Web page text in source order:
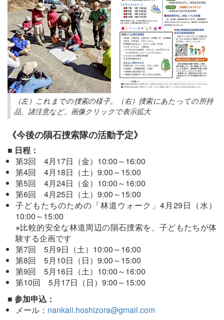
（左）これまでの捜索の様子。（右）捜索にあたっての所持
品、諸注意など。画像クリックで表示拡大
《今後の隕石捜索隊の活動予定》
■ 日程：
第3回 4月17日（金）10:00～16:00
第4回 4月18日（土）9:00～15:00
第5回 4月24日（金）10:00～16:00
第6回 4月25日（土）9:00～15:00
子どもたちのための「林道ウォーク」4月29日（水）
10:00～15:00
※比較的安全な林道周辺の隕石捜索を、子どもたちが体
験する企画です
第7回 5月9日（土）10:00～16:00
第8回 5月10日（日）9:00～15:00
第9回 5月16日（土）10:00～16:00
第10回 5月17日（日）9:00～15:00
■ 参加申込：
メール： nankaii.hoshizora@gmail.com